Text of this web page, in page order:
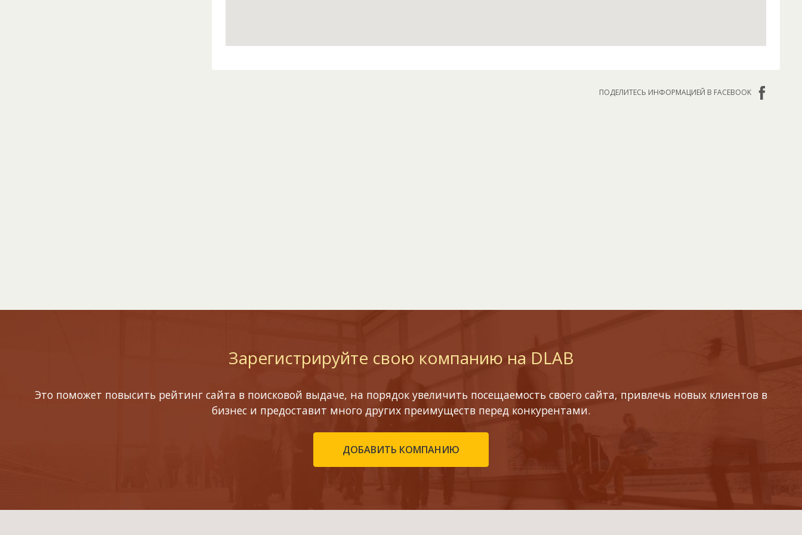
ПОДЕЛИТЕСЬ ИНФОРМАЦИЕЙ В FACEBOOK
Зарегистрируйте свою компанию на DLAB
Это поможет повысить рейтинг сайта в поисковой выдаче, на порядок увеличить посещаемость своего сайта, привлечь новых клиентов в
бизнес и предоставит много других преимуществ перед конкурентами.
ДОБАВИТЬ КОМПАНИЮ